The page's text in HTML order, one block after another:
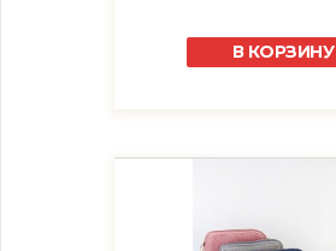
В КОРЗИНУ